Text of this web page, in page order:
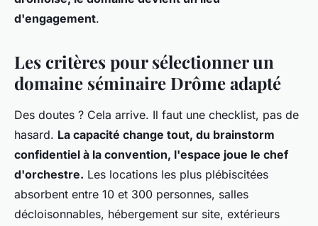
d'engagement.
Les critères pour sélectionner un
domaine séminaire Drôme adapté
Des doutes ? Cela arrive. Il faut une checklist, pas de
hasard. La capacité change tout, du brainstorm
confidentiel à la convention, l'espace joue le chef
d'orchestre. Les locations les plus plébiscitées
absorbent entre 10 et 300 personnes, salles
décloisonnables, hébergement sur site, extérieurs